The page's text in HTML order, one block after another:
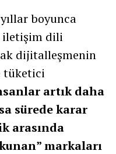
boyunca
iletişim dili
dijitalleşmenin
tüketici
artık daha
sürede karar
arasında
markaları